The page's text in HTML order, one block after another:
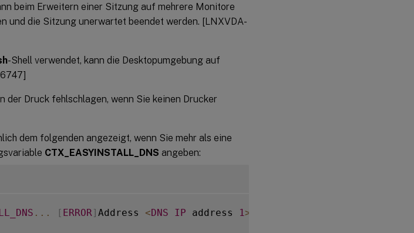
beim Erweitern einer Sitzung auf mehrere Monitore
und die Sitzung unerwartet beendet werden. [LNXVDA-
-Shell verwendet, kann die Desktopumgebung auf
der Druck fehlschlagen, wenn Sie keinen Drucker
dem folgenden angezeigt, wenn Sie mehr als eine
CTX_EASYINSTALL_DNS angeben:
... [ ERROR ] Address <DNS IP address 1 >